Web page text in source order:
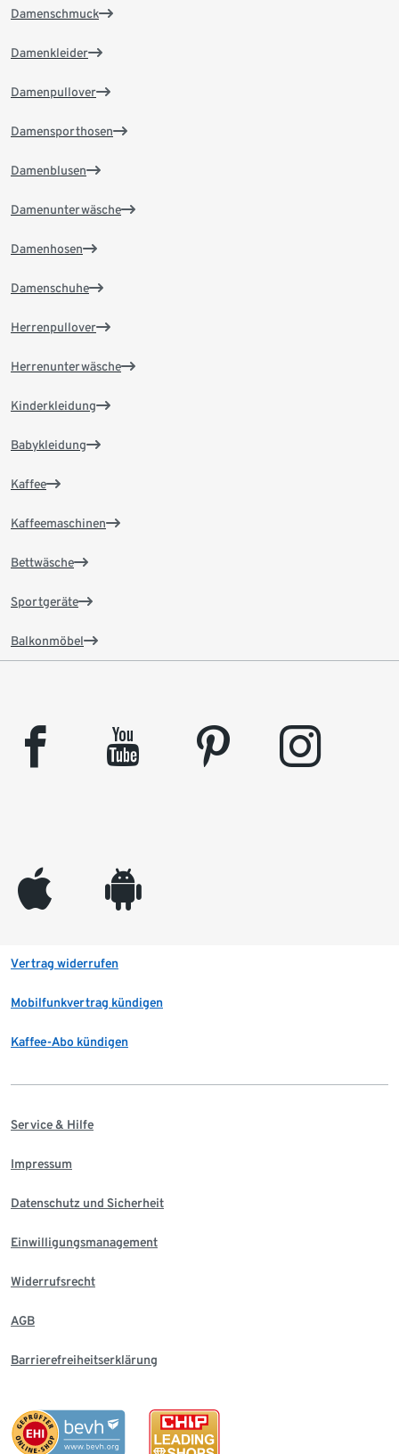
Damenschmuck
Damenkleider
Damenpullover
Damensporthosen
Damenblusen
Damenunterwäsche
Damenhosen
Damenschuhe
Herrenpullover
Herrenunterwäsche
Kinderkleidung
Babykleidung
Kaffee
Kaffeemaschinen
Bettwäsche
Sportgeräte
Balkonmöbel
facebook youtube pinterest instagram
appleinc android
Vertrag widerrufen
Mobilfunkvertrag kündigen
Kaffee-Abo kündigen
Service & Hilfe
Impressum
Datenschutz und Sicherheit
Einwilligungsmanagement
Widerrufsrecht
AGB
Barrierefreiheitserklärung